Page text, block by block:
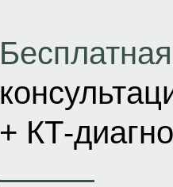
Бесплатная
+ КТ-